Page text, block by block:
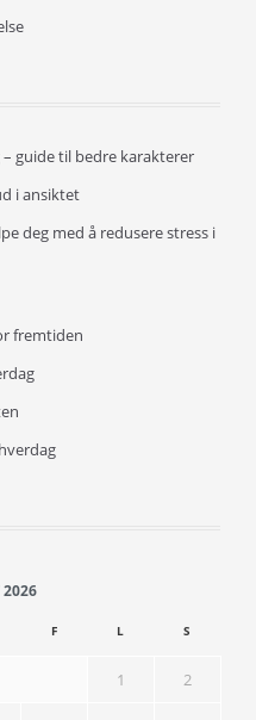
guide til bedre karakterer
i ansiktet
deg med å redusere stress i
fremtiden
2026
F L S
1 2